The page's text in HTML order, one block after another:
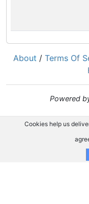
About / Terms Of
Powered
Cookies help us